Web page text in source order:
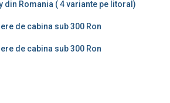
din Romania ( 4 variante pe litoral)
de cabina sub 300 Ron
de cabina sub 300 Ron